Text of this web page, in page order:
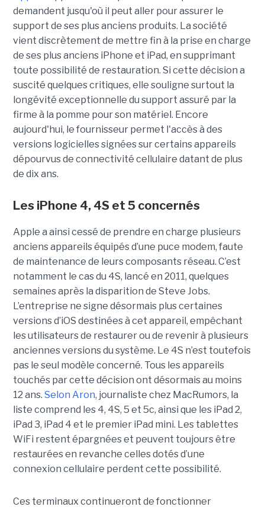
demandent jusqu'où il peut aller pour assurer le
support de ses plus anciens produits. La société
vient discrètement de mettre fin à la prise en charge
de ses plus anciens iPhone et iPad, en supprimant
toute possibilité de restauration. Si cette décision a
suscité quelques critiques, elle souligne surtout la
longévité exceptionnelle du support assuré par la
firme à la pomme pour son matériel. Encore
aujourd'hui, le fournisseur permet l'accès à des
versions logicielles signées sur certains appareils
dépourvus de connectivité cellulaire datant de plus
de dix ans.
Les iPhone 4, 4S et 5 concernés
Apple a ainsi cessé de prendre en charge plusieurs
anciens appareils équipés d’une puce modem, faute
de maintenance de leurs composants réseau. C’est
notamment le cas du 4S, lancé en 2011, quelques
semaines après la disparition de Steve Jobs.
L’entreprise ne signe désormais plus certaines
versions d’iOS destinées à cet appareil, empêchant
les utilisateurs de restaurer ou de revenir à plusieurs
anciennes versions du système. Le 4S n’est toutefois
pas le seul modèle concerné. Tous les appareils
touchés par cette décision ont désormais au moins
12 ans. Selon Aron, journaliste chez MacRumors, la
liste comprend les 4, 4S, 5 et 5c, ainsi que les iPad 2,
iPad 3, iPad 4 et le premier iPad mini. Les tablettes
WiFi restent épargnées et peuvent toujours être
restaurées en revanche celles dotés d’une
connexion cellulaire perdent cette possibilité.
Ces terminaux continueront de fonctionner